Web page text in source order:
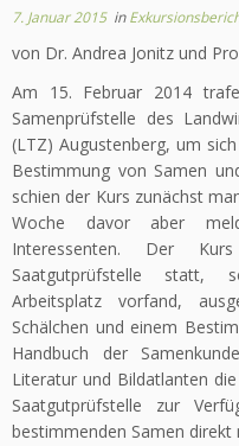
7. Januar 2015in
von Dr. Andrea Jonitz und
Am 15. Februar 2014
Samenprüfstelle des
(LTZ) Augustenberg, um
Bestimmung von Samen
schien der Kurs zunächst
Woche davor aber
Interessenten. Der
Saatgutprüfstelle statt,
Arbeitsplatz vorfand,
Schälchen und einem
Handbuch der
Literatur und Bildatlanten
Saatgutprüfstelle zur
bestimmenden Samen